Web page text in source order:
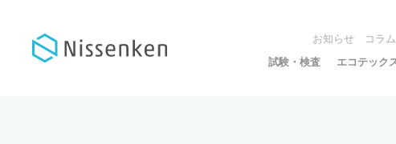
お知らせ コラ
試験・検査 エコテック